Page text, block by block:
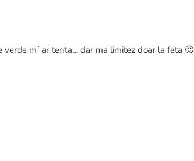
verde m`ar tenta… dar ma limitez doar la feta 🙂